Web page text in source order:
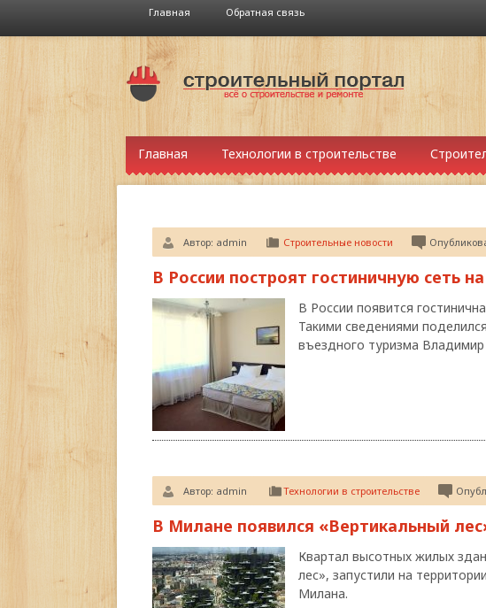
Главная Обратная связь
Главная Технологии в строительстве
Автор: admin Строительные новости
В России построят гостиничную сеть
В России появится
Такими сведениями
въездного туризма
Автор: admin Технологии в строительстве
В Милане появился «Вертикальный
Квартал высотных жилых
лес», запустили на
Милана.